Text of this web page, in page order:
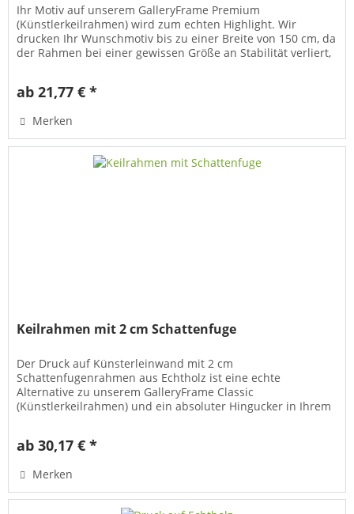
Ihr Motiv auf unserem GalleryFrame Premium
(Künstlerkeilrahmen) wird zum echten Highlight. Wir
drucken Ihr Wunschmotiv bis zu einer Breite von 150 cm, da
der Rahmen bei einer gewissen Größe an Stabilität verliert,
ab 21,77 € *
Merken
Keilrahmen mit 2 cm Schattenfuge
Der Druck auf Künsterleinwand mit 2 cm
Schattenfugenrahmen aus Echtholz ist eine echte
Alternative zu unserem GalleryFrame Classic
(Künstlerkeilrahmen) und ein absoluter Hingucker in Ihrem
ab 30,17 € *
Merken